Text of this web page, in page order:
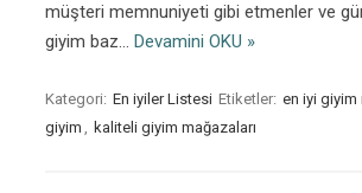
müşteri memnuniyeti gibi etmenler ve
giyim baz… Devamini OKU »
Kategori: En iyiler Listesi Etiketler: en iyi giyim
giyim , kaliteli giyim mağazaları